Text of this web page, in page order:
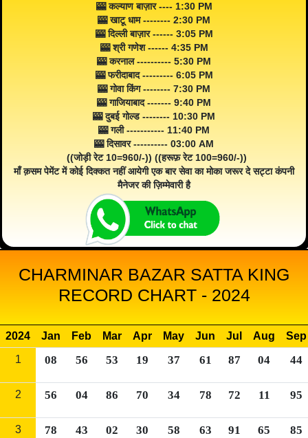
🎰 कल्याण बाज़ार ---- 1:30 PM
🎰 खाटू धाम -------- 2:30 PM
🎰 दिल्ली बाज़ार ------ 3:05 PM
🎰 श्री गणेश ------ 4:35 PM
🎰 करनाल ---------- 5:30 PM
🎰 फरीदाबाद --------- 6:05 PM
🎰 गोवा किंग -------- 7:30 PM
🎰 गाजियाबाद ------- 9:40 PM
🎰 दुबई गोल्ड -------- 10:30 PM
🎰 गली ----------- 11:40 PM
🎰 दिसावर ---------- 03:00 AM
((जोड़ी रेट 10=960/-)) ((हरूफ़ रेट 100=960/-))
माँ क़सम पेमेंट में कोई दिक्कत नहीं आयेगी एक बार सेवा का मोका जरूर दे सट्टा कंपनी
मैनेजर की ज़िम्मेवारी है
CHARMINAR BAZAR SATTA KING
RECORD CHART - 2024
2024 Jan Feb Mar Apr May Jun Jul Aug
Sep
1
08 56 53 19 37 61 87 04 44
2 56 04 86 70 34 78 72 11 95
3 78 43 02 30 58 63 91 65 85